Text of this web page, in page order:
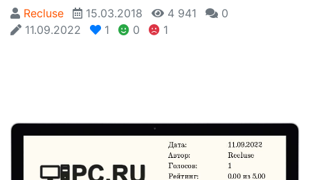
Recluse 15.03.2018 4 941
0
11.09.2022
1 0 1